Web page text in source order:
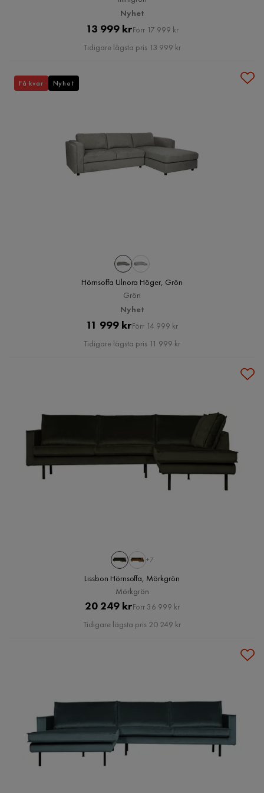
Nyhet
Pris
13 999 krOriginal
Pris
Förr 17 999 kr
Tidigare lägsta pris 13 999 kr
Hörnsoffa Ulnora Höger, Grön
Grön
Nyhet
Pris
11 999 krOriginal
Pris
Förr 14 999 kr
Tidigare lägsta pris 11 999 kr
Få kvar Nyhet
+7
Lissbon Hörnsoffa, Mörkgrön
Mörkgrön
Pris
20 249 krOriginal
Pris
Förr 36 999 kr
Tidigare lägsta pris 20 249 kr